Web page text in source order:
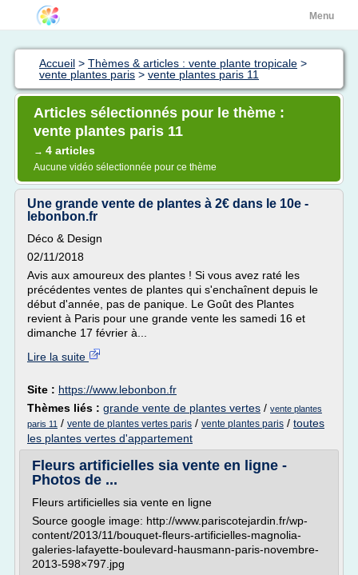
Menu
Accueil > Thèmes & articles : vente plante tropicale >
vente plantes paris > vente plantes paris 11
Articles sélectionnés pour le thème :
vente plantes paris 11
→ 4 articles
Aucune vidéo sélectionnée pour ce thème
Une grande vente de plantes à 2€ dans le 10e -
lebonbon.fr
Déco & Design
02/11/2018
Avis aux amoureux des plantes ! Si vous avez raté les
précédentes ventes de plantes qui s'enchaînent depuis le
début d'année, pas de panique. Le Goût des Plantes
revient à Paris pour une grande vente les samedi 16 et
dimanche 17 février à...
Lire la suite
Site : https://www.lebonbon.fr
Thèmes liés : grande vente de plantes vertes / vente plantes
paris 11 / vente de plantes vertes paris / vente plantes paris / toutes
les plantes vertes d'appartement
Fleurs artificielles sia vente en ligne -
Photos de ...
Fleurs artificielles sia vente en ligne
Source google image: http://www.pariscotejardin.fr/wp-
content/2013/11/bouquet-fleurs-artificielles-magnolia-
galeries-lafayette-boulevard-hausmann-paris-novembre-
2013-598×797.jpg